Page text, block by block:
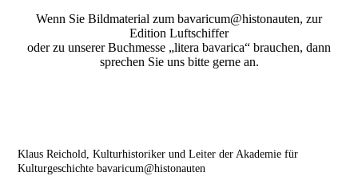
Wenn Sie Bildmaterial zum bavaricum@histonauten, zur
Edition Luftschiffer
oder zu unserer Buchmesse „litera bavarica“ brauchen, dann
sprechen Sie uns bitte gerne an.
Klaus Reichold, Kulturhistoriker und Leiter der Akademie für
Kulturgeschichte bavaricum@histonauten